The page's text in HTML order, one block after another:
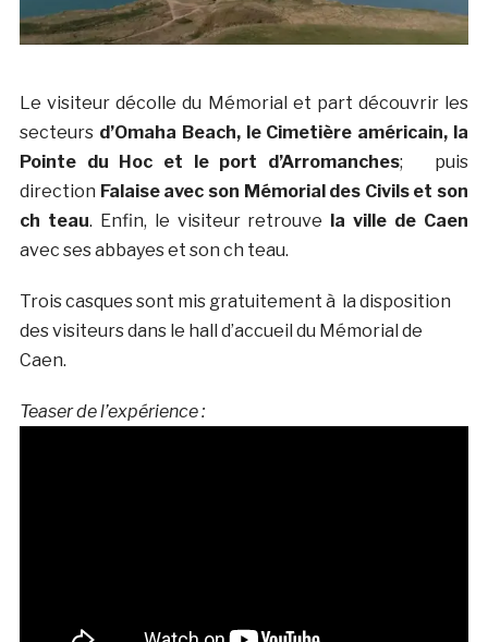
Le visiteur décolle du Mémorial et part découvrir les
secteurs d’Omaha Beach, le Cimetière américain, la
Pointe du Hoc et le port d’Arromanches; puis
direction Falaise avec son Mémorial des Civils et son
ch teau. Enfin, le visiteur retrouve la ville de Caen
avec ses abbayes et son ch teau.
Trois casques sont mis gratuitement à la disposition
des visiteurs dans le hall d’accueil du Mémorial de
Caen.
Teaser de l’expérience :